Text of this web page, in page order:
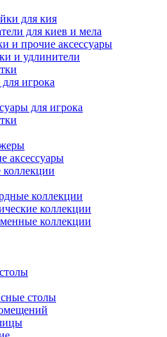
для кия
для киев и мела
и прочие аксессуары
и удлинители
игрока
для игрока
аксессуары
коллекции
коллекции
коллекции
столы